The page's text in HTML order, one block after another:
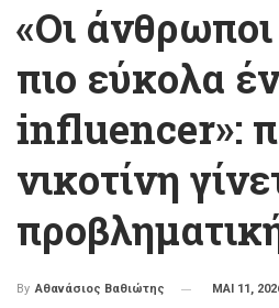
«Οι
πιο εύκολα
influencer»:
νικοτίνη
By Αθανάσιος Βαθιώτης ΜΑΙ 11,